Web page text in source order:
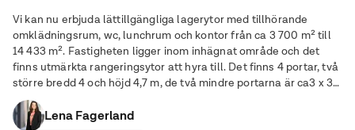
Vi kan nu erbjuda lättillgängliga lagerytor med tillhörande
omklädningsrum, wc, lunchrum och kontor från ca 3 700 m² till
14 433 m². Fastigheten ligger inom inhägnat område och det
finns utmärkta rangeringsytor att hyra till. Det finns 4 portar, två
större bredd 4 och höjd 4,7 m, de två mindre portarna är ca3 x 3
m och takhöjden i lagret uppgår till ca 5,6 - 7 m. Angivet pris per
m² är enLena Fagerland